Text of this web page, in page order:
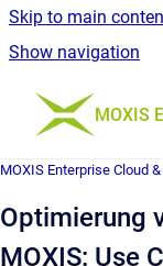
Skip to main
Show navigation
Go to
MOXIS
MOXIS Enterprise Cloud
Optimierung
MOXIS: Use